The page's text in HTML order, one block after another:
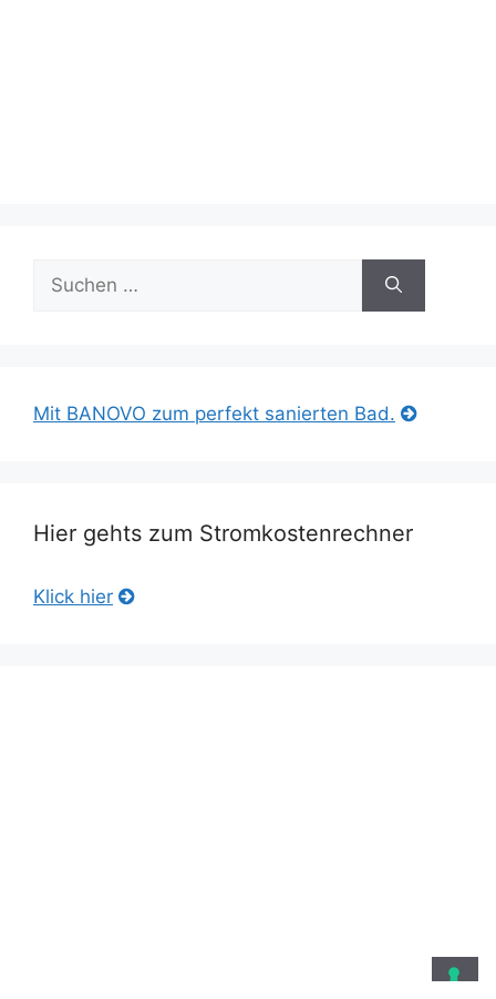
nach:
Mit BANOVO zum perfekt sanierten Bad.
Hier gehts zum Stromkostenrechner
Klick hier